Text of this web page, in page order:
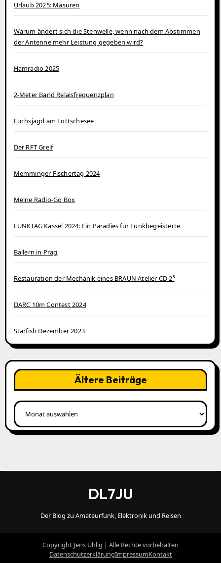
Urlaub 2025: Masuren
Warum ändert sich die Stehwelle, wenn nach dem Abstimmen
der Antenne mehr Leistung gegeben wird?
Hamradio 2025
2-Meter Band Relaisfrequenzplan
Fuchsjagd am Lottschesee
Der RFT Greif
Memminger Fischertag 2024
Meine Radio-Go Box
FUNKTAG Kassel 2024: Ein Paradies für Funkbegeisterte
Ballern in Prag
Restauration der Mechanik eines BRAUN Atelier CD 2³
DARC 10m Contest 2024
Starfish Dezember 2023
Ältere Beiträge
Ältere
Beiträge
DL7JU
Der Blog zu Amateurfunk, Elektronik und Reisen
Copyright Jens Uhlig | Alle Rechte vorbehalten
DatenschutzerklärungImpressumKontakt